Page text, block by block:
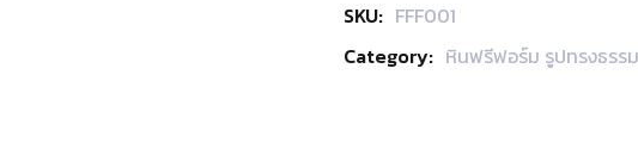
SKU: FFF001
Category: หินฟรีฟอร์ม รูปทรงธรร